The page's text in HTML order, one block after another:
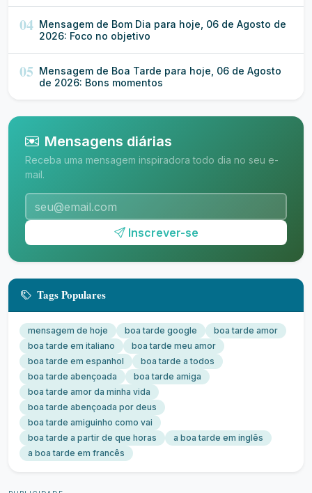
04 Mensagem de Bom Dia para hoje, 06 de Agosto de
2026: Foco no objetivo
05 Mensagem de Boa Tarde para hoje, 06 de Agosto
de 2026: Bons momentos
Mensagens diárias
Receba uma mensagem inspiradora todo dia no seu e-
mail.
Inscrever-se
Tags Populares
mensagem de hoje boa tarde google
boa tarde amor
boa tarde em italiano
boa tarde meu amor
boa tarde em espanhol
boa tarde a todos
boa tarde abençoada
boa tarde amiga
boa tarde amor da minha vida
boa tarde abençoada por deus
boa tarde amiguinho como vai
boa tarde a partir de que horas
a boa tarde em inglês
a boa tarde em francês